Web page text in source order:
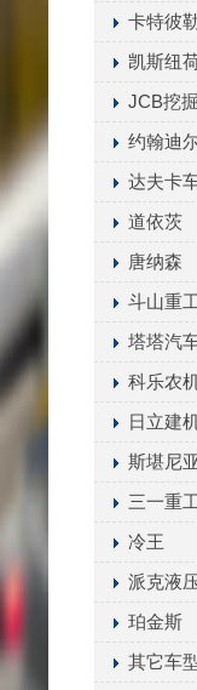
卡特彼
凯斯纽
JCB挖
约翰迪
达夫卡
道依茨
唐纳森
斗山重
塔塔汽
科乐农
日立建
斯堪尼亚
三一重
冷王
派克液
珀金斯
其它车